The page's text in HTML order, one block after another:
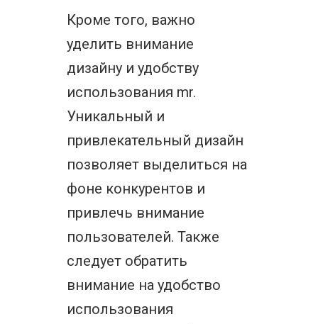
Кроме того, важно
уделить внимание
дизайну и удобству
использования mr.
Уникальный и
привлекательный дизайн
позволяет выделиться на
фоне конкурентов и
привлечь внимание
пользователей. Также
следует обратить
внимание на удобство
использования